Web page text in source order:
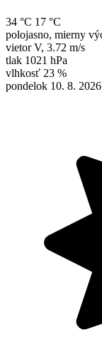
34 °C 17 °C
polojasno, mierny
vietor V, 3.72 m/s
tlak 1021 hPa
vlhkosť 23 %
pondelok 10. 8. 2026